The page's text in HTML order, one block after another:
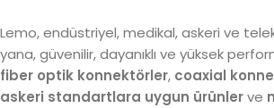
Lemo, endüstriyel, medikal, askeri ve
yana, güvenilir, dayanıklı ve yüksek
fiber optik konnektörler, coaxial
askeri standartlara uygun ürünlerve